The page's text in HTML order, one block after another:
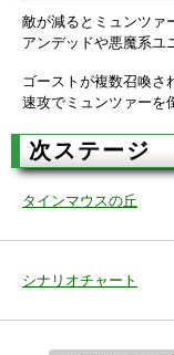
敵が減るとミュンツァ
アンデッドや悪魔系ユ
ゴーストが複数召喚さ
速攻でミュンツァーを
次ステージ
タインマウスの丘
シナリオチャート